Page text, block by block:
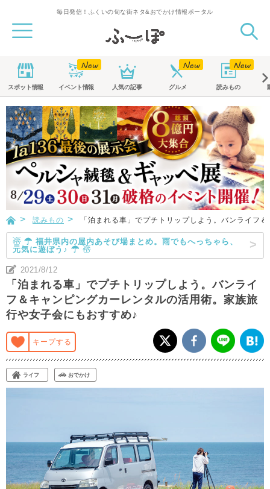
毎日発信！ふくいの旬な街ネタ&おでかけ情報ポータル
スポット情報 イベント情報 人気の記事 グルメ 読みもの
読みもの 「泊まれる車」でプチトリップしよう。バンライフ
☃ ☂ 福井県内の屋内あそび場まとめ。雨でもへっちゃら、
元気に遊ぼう♪ ☂ ☃
2021/8/12
「泊まれる車」でプチトリップしよう。バンライ
フ＆キャンピングカーレンタルの活用術。家族旅
行や女子会にもおすすめ♪
キープする
ライフ おでかけ